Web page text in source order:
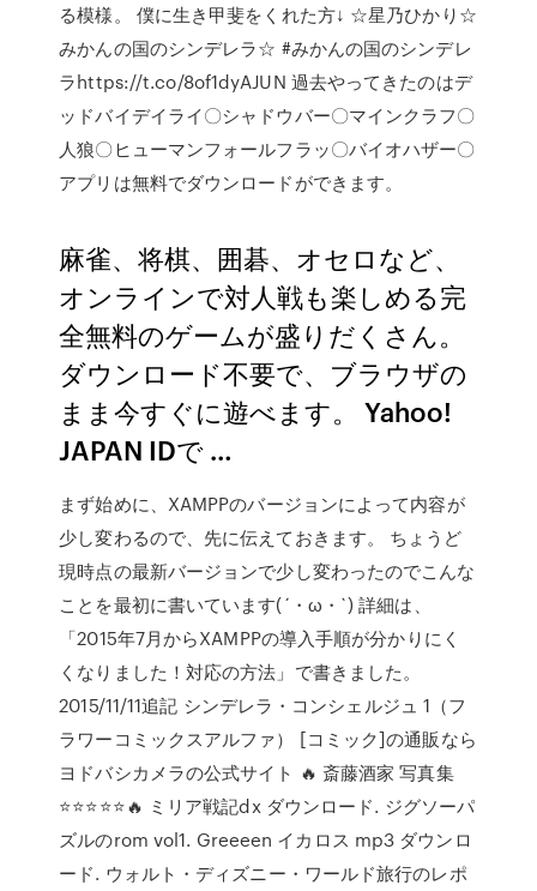
る模様。 僕に生き甲斐をくれた方↓ ☆星乃ひかり☆
みかんの国のシンデレラ☆ #みかんの国のシンデレ
ラhttps://t.co/8of1dyAJUN 過去やってきたのはデ
ッドバイデイライ〇シャドウバー〇マインクラフ〇
人狼〇ヒューマンフォールフラッ〇バイオハザー〇
アプリは無料でダウンロードができます。
麻雀、将棋、囲碁、オセロなど、
オンラインで対人戦も楽しめる完
全無料のゲームが盛りだくさん。
ダウンロード不要で、ブラウザの
まま今すぐに遊べます。 Yahoo!
JAPAN IDで …
まず始めに、XAMPPのバージョンによって内容が
少し変わるので、先に伝えておきます。 ちょうど
現時点の最新バージョンで少し変わったのでこんな
ことを最初に書いています(´・ω・`) 詳細は、
「2015年7月からXAMPPの導入手順が分かりにく
くなりました！対応の方法」で書きました。
2015/11/11追記 シンデレラ・コンシェルジュ 1（フ
ラワーコミックスアルファ） [コミック]の通販なら
ヨドバシカメラの公式サイト 🔥 斎藤酒家 写真集
⭐⭐⭐⭐⭐🔥 ミリア戦記dx ダウンロード. ジグソーパ
ズルのrom vol1. Greeeen イカロス mp3 ダウンロ
ード. ウォルト・ディズニー・ワールド旅行のレポ